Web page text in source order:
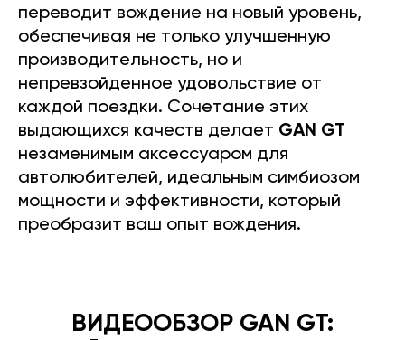
переводит вождение на новый уровень,
обеспечивая не только улучшенную
производительность, но и
непревзойденное удовольствие от
каждой поездки. Сочетание этих
выдающихся качеств делает GAN GT
незаменимым аксессуаром для
автолюбителей, идеальным симбиозом
мощности и эффективности, который
преобразит ваш опыт вождения.
ВИДЕООБЗОР GAN GT: